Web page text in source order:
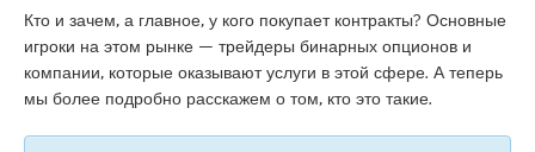
Кто и зачем, а главное, у кого покупает контракты? Основные
игроки на этом рынке — трейдеры бинарных опционов и
компании, которые оказывают услуги в этой сфере. А теперь
мы более подробно расскажем о том, кто это такие.